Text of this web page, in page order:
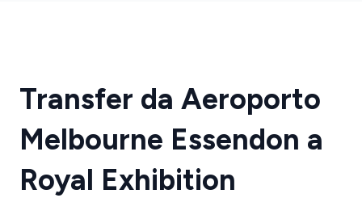
Transfer da Aeroporto
Melbourne Essendon a
Royal Exhibition